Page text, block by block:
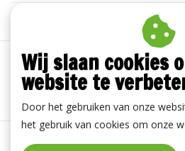
Algemene voorwaarden |
Wij slaan cookies
website te
Door het gebruiken van onze
het gebruik van cookies om onze